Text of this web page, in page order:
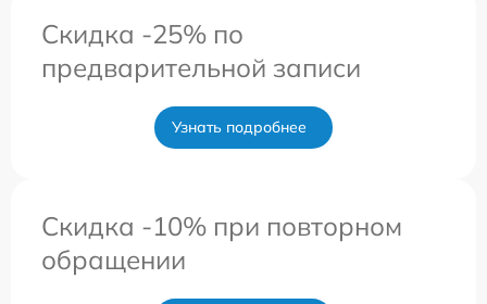
Скидка -25% по
предварительной записи
Узнать подробнее
Скидка -10% при повторном
обращении